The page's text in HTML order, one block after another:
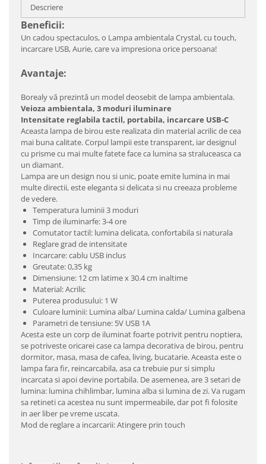
Descriere
Beneficii:
Un cadou spectaculos, o Lampa ambientala Crystal, cu touch,
incarcare USB, Aurie, care va impresiona orice persoana!
Avantaje:
Borealy vă prezintă un model deosebit de lampa ambientala.
Veioza ambientala, 3 moduri iluminare
Intensitate reglabila tactil, portabila, incarcare USB-C
Aceasta lampa de birou este realizata din material acrilic de cea
mai buna calitate. Corpul lampii este transparent, iar designul
cu prisme cu mai multe fatete face ca lumina sa straluceasca ca
un diamant.
Lampa are un design nou si unic, poate emite lumina in mai
multe directii, este eleganta si delicata si nu creeaza probleme
de vedere.
Temperatura luminii 3 moduri
Timp de iluminarfe: 3-4 ore
Comutator tactil: lumina delicata, confortabila si naturala
Reglare grad de intensitate
Incarcare: cablu USB inclus
Greutate: 0,35 kg
Dimensiune: 12 cm latime x 30.4 cm inaltime
Material: Acrilic
Puterea produsului: 1 W
Culoare luminii: Lumina alba/ Lumina calda/ Lumina galbena
Parametri de tensiune: 5V USB 1A
Acesta este un corp de iluminat foarte potrivit pentru noptiera,
se potriveste oricarei case ca lampa decorativa de birou, pentru
dormitor, masa, masa de cafea, living, bucatarie. Aceasta este o
lampa fara fir, reincarcabila, asa ca trebuie pur si simplu
incarcata si apoi devine portabila. De asemenea, are 3 setari de
lumina: lumina chihlimbar, lumina alba si lumina de zi. Va rugam
sa retineti ca acestea nu sunt impermeabile, dar pot fi folosite
in aer liber pe vreme uscata.
Mod de reglare a incarcarii: Atingere prin touch